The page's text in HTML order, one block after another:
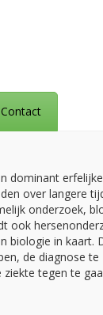
Contact
dominant erfelijke
over langere
onderzoek,
ook
biologie in kaart.
de diagnose te
tegen te